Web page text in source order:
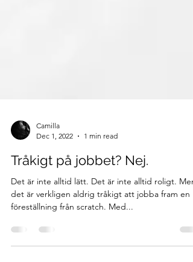
Dec 1, 2022
1 min read
Tråkigt på jobbet? Nej.
Det är inte alltid lätt. Det är inte alltid roligt. Men
föreställning från scratch. Med...